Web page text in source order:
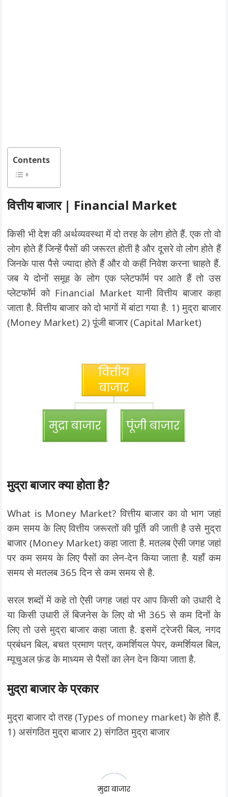
Contents
वित्तीय बाजार | Financial Market
किसी भी देश की अर्थव्यवस्था में दो तरह के लोग होते हैं. एक तो वो
लोग होते हैं जिन्हें पैसों की जरूरत होती है और दूसरे वो लोग होते हैं
जिनके पास पैसे ज्यादा होते हैं और वो कहीं निवेश करना चाहते हैं.
जब ये दोनों समूह के लोग एक प्लेटफॉर्म पर आते हैं तो उस
प्लेटफॉर्म को Financial Market यानी वित्तीय बाजार कहा
जाता है. वित्तीय बाजार को दो भागों में बांटा गया है. 1) मुद्रा बाजार
(Money Market) 2) पूंजी बाजार (Capital Market)
मुद्रा बाजार क्या होता है?
What is Money Market? वित्तीय बाजार का वो भाग जहां
कम समय के लिए वित्तीय जरूरतों की पूर्ति की जाती है उसे मुद्रा
बाजार (Money Market) कहा जाता है. मतलब ऐसी जगह जहां
पर कम समय के लिए पैसों का लेन-देन किया जाता है. यहाँ कम
समय से मतलब 365 दिन से कम समय से है.
सरल शब्दों में कहे तो ऐसी जगह जहां पर आप किसी को उधारी दे
या किसी उधारी लें बिजनेस के लिए वो भी 365 से कम दिनों के
लिए तो उसे मुद्रा बाजार कहा जाता है. इसमें ट्रेजरी बिल, नगद
प्रबंधन बिल, बचत प्रमाण पत्र, कमर्शियल पेपर, कमर्शियल बिल,
म्यूचुअल फ़ंड के माध्यम से पैसों का लेन देन किया जाता है.
मुद्रा बाजार के प्रकार
मुद्रा बाजार दो तरह (Types of money market) के होते हैं.
1) असंगठित मुद्रा बाजार 2) संगठित मुद्रा बाजार